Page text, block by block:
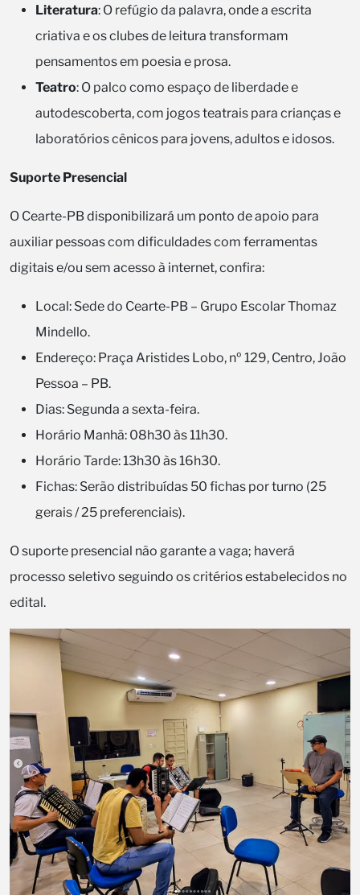
Literatura: O refúgio da palavra, onde a escrita
criativa e os clubes de leitura transformam
pensamentos em poesia e prosa.
Teatro: O palco como espaço de liberdade e
autodescoberta, com jogos teatrais para crianças e
laboratórios cênicos para jovens, adultos e idosos.
Suporte Presencial
O Cearte-PB disponibilizará um ponto de apoio para
auxiliar pessoas com dificuldades com ferramentas
digitais e/ou sem acesso à internet, confira:
Local: Sede do Cearte-PB – Grupo Escolar Thomaz
Mindello.
Endereço: Praça Aristides Lobo, nº 129, Centro, João
Pessoa – PB.
Dias: Segunda a sexta-feira.
Horário Manhã: 08h30 às 11h30.
Horário Tarde: 13h30 às 16h30.
Fichas: Serão distribuídas 50 fichas por turno (25
gerais / 25 preferenciais).
O suporte presencial não garante a vaga; haverá
processo seletivo seguindo os critérios estabelecidos no
edital.